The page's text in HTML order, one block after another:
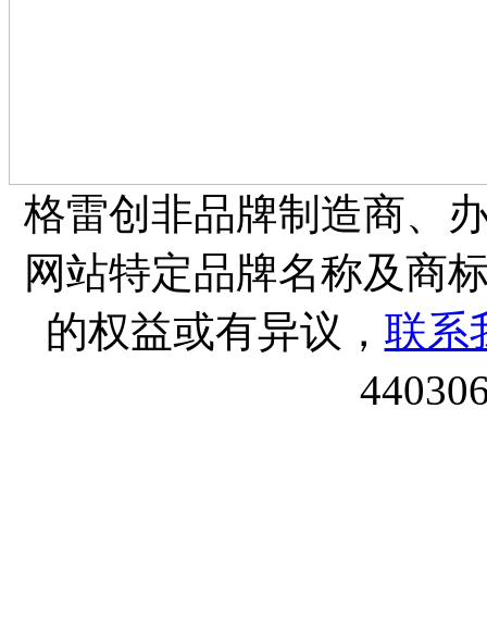
格雷创非品牌制造商、
网站特定品牌名称及商
的权益或有异议， 联系